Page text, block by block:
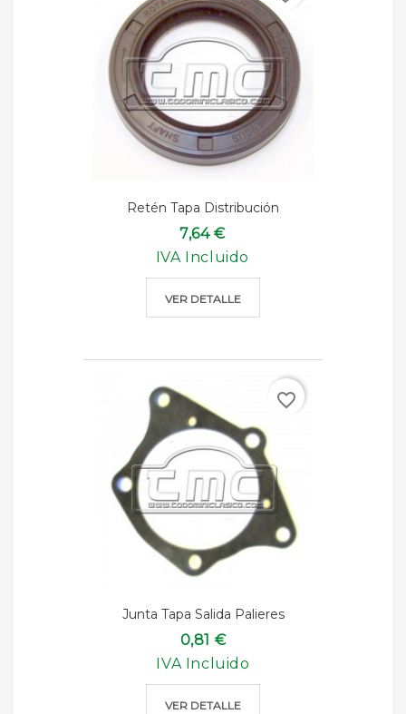
Retén Tapa Distribución
7,64 €
IVA Incluido
VER DETALLE
Junta Tapa Salida Palieres
0,81 €
IVA Incluido
VER DETALLE
favorite_border